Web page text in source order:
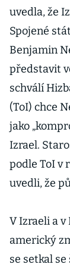
uvedla, že
Spojené
Benjamin
představit
schválí
(ToI) chce
jako
Izrael.
podle ToI v
uvedli, že
V Izraeli a
americký
se setkal